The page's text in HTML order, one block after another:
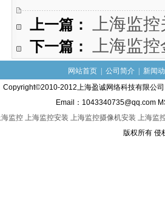
上一篇： 上海监
下一篇： 上海监
网站首页 公司简介
新闻
Copyright©2010-2012上海盈诚网络科技有限公
Email：1043340735@qq.com
海监控 上海监控安装 上海监控摄像机安装 上海监
版权所有